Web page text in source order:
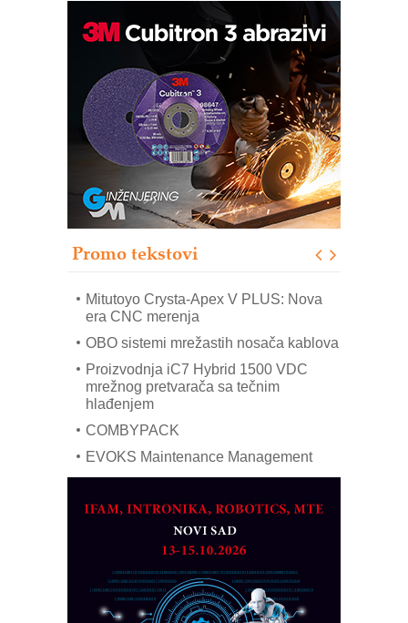
Promo tekstovi
Automatizacija pakovanja · Display
(Shelf-Ready) omotnice
Potpuna efikasnost bez složenih
sistema
Trajna oznaka kao dugoročna korist
Bezbednost na prvom mestu!
IB BLUMENAUER - više od 40 godina
poverenja u industriji
Art Utopia Studio – vizuelne priče
Mitutoyo Crysta-Apex V PLUS: Nova
era CNC merenja
OBO sistemi mrežastih nosača kablova
Proizvodnja iC7 Hybrid 1500 VDC
mrežnog pretvarača sa tečnim
hlađenjem
COMBYPACK
EVOKS Maintenance Management
na viši nivo
Detekcija različitih oblika
MAREX - Lim i mašine za savremena
rešenja
Marcom-plast d.o.o.- vaš pouzdan
partner